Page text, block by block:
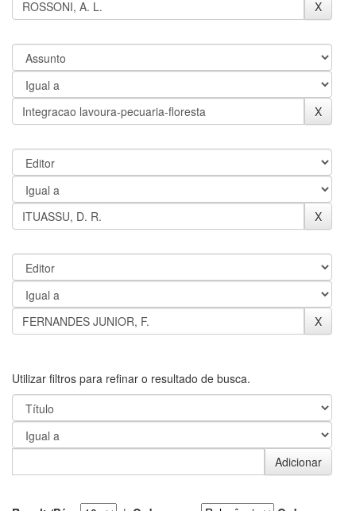
Utilizar filtros para refinar o resultado de busca.